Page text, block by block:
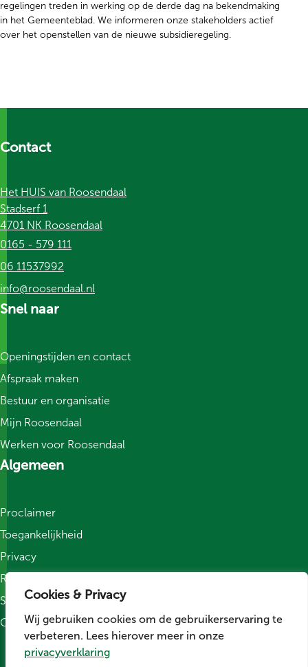
Cookies & Privacy
Wij gebruiken cookies om de gebruikerservaring te
verbeteren. Lees hierover meer in onze
privacyverklaring
regelingen treden in werking op de derde dag na bekendmaking
in het Gemeenteblad. We informeren onze stakeholders actief
over het openstellen van de nieuwe subsidieregeling.
Contact
Het HUIS van Roosendaal
Stadserf 1
4701 NK Roosendaal
0165 - 579 111
06 11537992
info@roosendaal.nl
Snel naar
Openingstijden en contact
Afspraak maken
Bestuur en organisatie
Mijn Roosendaal
Werken voor Roosendaal
Algemeen
Proclaimer
Toegankelijkheid
Privacy
Responsible Disclosure
Sitemap
Cookievoorkeuren wijzigen
Social media